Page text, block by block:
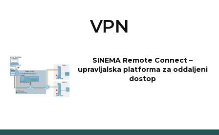
VPN
SINEMA Remote Connect –
upravljalska platforma za oddaljeni
dostop